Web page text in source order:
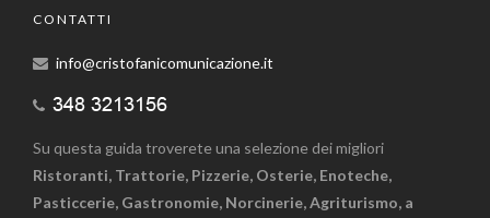
CONTATTI
info@cristofanicomunicazione.it
Su questa guida troverete una selezione dei migliori
Ristoranti, Trattorie, Pizzerie, Osterie, Enoteche,
Pasticcerie, Gastronomie, Norcinerie, Agriturismo, a